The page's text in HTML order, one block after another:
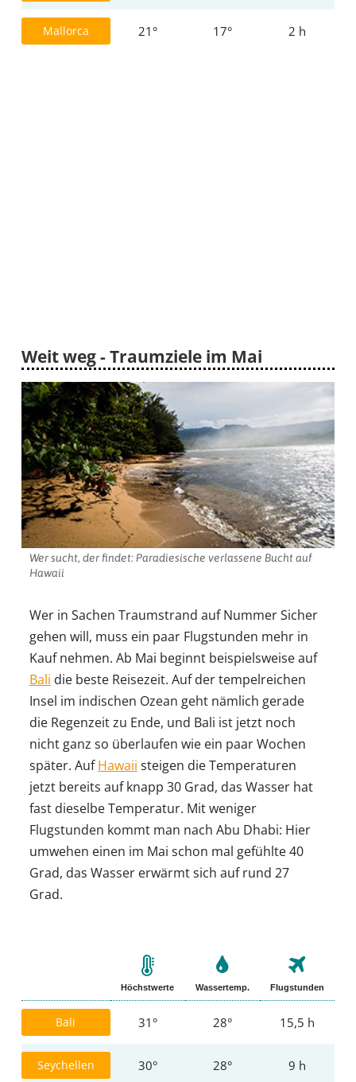
Mallorca 21° 17° 2 h
Weit weg - Traumziele im Mai
Wer sucht, der findet: Paradiesische verlassene Bucht auf
Hawaii
Wer in Sachen Traumstrand auf Nummer Sicher
gehen will, muss ein paar Flugstunden mehr in
Kauf nehmen. Ab Mai beginnt beispielsweise auf
Bali die beste Reisezeit. Auf der tempelreichen
Insel im indischen Ozean geht nämlich gerade
die Regenzeit zu Ende, und Bali ist jetzt noch
nicht ganz so überlaufen wie ein paar Wochen
später. AufHawaii steigen die Temperaturen
jetzt bereits auf knapp 30 Grad, das Wasser hat
fast dieselbe Temperatur. Mit weniger
Flugstunden kommt man nach Abu Dhabi: Hier
umwehen einen im Mai schon mal gefühlte 40
Grad, das Wasser erwärmt sich auf rund 27
Grad.
Höchstwerte Wassertemp. Flugstunden
Bali 31° 28° 15,5 h
Seychellen 30° 28° 9 h